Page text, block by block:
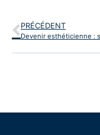
PRÉCÉDENT